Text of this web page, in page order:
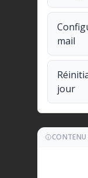
mail
jour
CONTENU